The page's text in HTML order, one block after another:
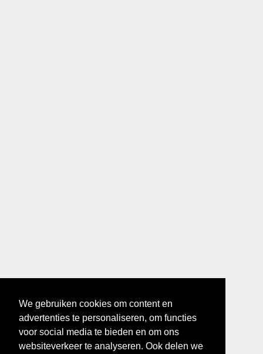
We gebruiken cookies om content en
advertenties te personaliseren, om functies
voor social media te bieden en om ons
websiteverkeer te analyseren. Ook delen we